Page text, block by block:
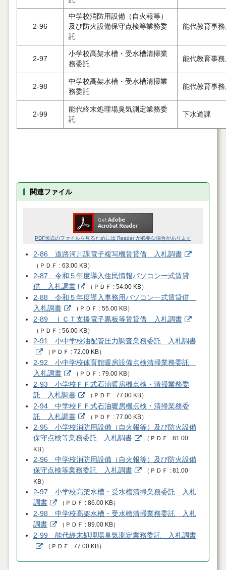
2-96
中学校消防用設備（自火報等）
及び防火設備保守点検等業務委
託
能代教育事
2-97
小学校高架水槽・受水槽清掃業
務委託
能代教育事
2-98
中学校高架水槽・受水槽清掃業
務委託
能代教育事
2-99
能代終末処理場臭気測定業務委
託
下水道課
関連ファイル
PDF形式のファイルを見るためには Reader が必要な場合があります
2-86 道路河川課電子複写機賃貸借 入札調書
（ ＰＤＦ 63.00 KB）
2-87 令和５年度導入住民情報パソコン一式賃貸
借 入札調書
（ ＰＤＦ 54.00 KB）
2-88 令和５年度導入事務用パソコン一式賃貸借
入札調書
（ ＰＤＦ 55.00 KB）
2-89 ＩＣＴ支援電子黒板等賃貸借 入札調書
（ ＰＤＦ 56.00 KB）
2-91 小中学校油配管圧力調査業務委託 入札調書
（ ＰＤＦ 72.00 KB）
2-92 小中学校体育館暖房設備点検清掃業務委託
入札調書
（ ＰＤＦ 79.00 KB）
2-93 小学校ＦＦ式石油暖房機点検・清掃業務委
託 入札調書
（ ＰＤＦ 77.00 KB）
2-94 中学校ＦＦ式石油暖房機点検・清掃業務委
託 入札調書
（ ＰＤＦ 77.00 KB）
2-95 小学校消防用設備（自火報等）及び防火設備
保守点検等業務委託 入札調書
（ ＰＤＦ
81.00
KB）
2-96 中学校消防用設備（自火報等）及び防火設備
保守点検等業務委託 入札調書
（ ＰＤＦ
81.00
KB）
2-97 小学校高架水槽・受水槽清掃業務委託 入札
調書
（ ＰＤＦ 86.00 KB）
2-98 中学校高架水槽・受水槽清掃業務委託 入札
調書
（ ＰＤＦ 89.00 KB）
2-99 能代終末処理場臭気測定業務委託 入札調書
（ ＰＤＦ 77.00 KB）